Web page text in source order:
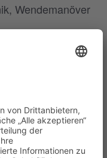
Wendemanöver